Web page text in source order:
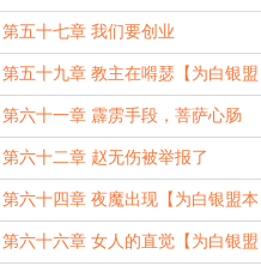
心加更5】
第五十七章 我们要创业
第五十九章 教主在嘚瑟【为白银盟
本心加更【7】】
第六十一章 霹雳手段，菩萨心肠
第六十二章 赵无伤被举报了
第六十四章 夜魔出现【为白银盟本
心加更9】
第六十六章 女人的直觉【为白银盟